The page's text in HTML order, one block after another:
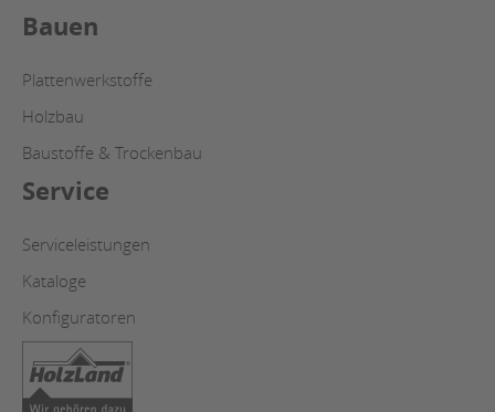
Bauen
Plattenwerkstoffe
Holzbau
Baustoffe & Trockenbau
Service
Serviceleistungen
Kataloge
Konfiguratoren